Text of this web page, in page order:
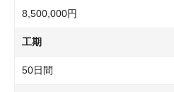
8,500,000円
工期
50日間